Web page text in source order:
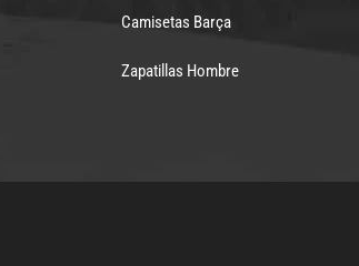
Camisetas Barça
Zapatillas Hombre